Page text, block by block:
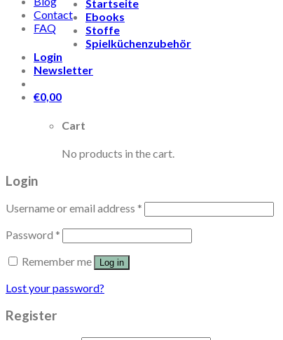
Contact
FAQ
Startseite
Ebooks
Stoffe
Spielküchenzubehör
Login
Newsletter
€0,00
Cart
No products in the cart.
Login
Username or email address *
Password *
Remember me
Log in
Lost your password?
Register